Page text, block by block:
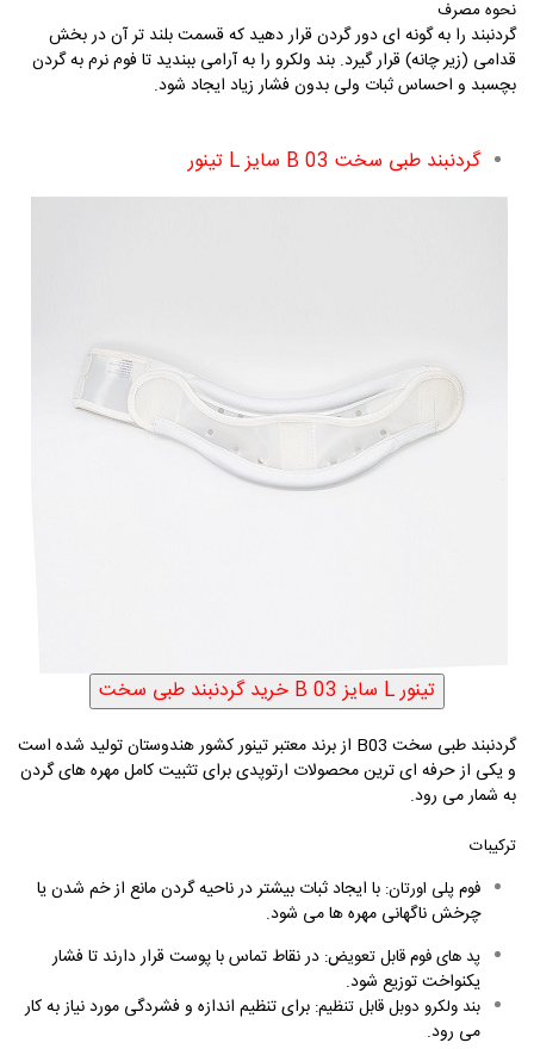
نحوه مصرف
گردنبند را به گونه ای دور گردن قرار دهید که قسمت بلند تر آن در بخش
قدامی (زیر چانه) قرار گیرد. بند ولکرو را به آرامی ببندید تا فوم نرم به گردن
بچسبد و احساس ثبات ولی بدون فشار زیاد ایجاد شود.
گردنبند طبی سخت B 03 سایزL تینور
گردنبند طبی سخت B03 از برند معتبر تینور کشور هندوستان تولید شده است
و یکی از حرفه ‌ای ‌ترین محصولات ارتوپدی برای تثبیت کامل مهره ‌های گردن
به شمار می ‌رود.
ترکیبات
فوم پلی اورتان: با ایجاد ثبات بیشتر در ناحیه گردن مانع از خم شدن یا
چرخش ناگهانی مهره‌ ها می ‌شود.
پد های فوم قابل تعویض: در نقاط تماس با پوست قرار دارند تا فشار
یکنواخت توزیع شود.
بند ولکرو دوبل قابل تنظیم: برای تنظیم اندازه و فشردگی مورد نیاز به کار
می ‌رود.